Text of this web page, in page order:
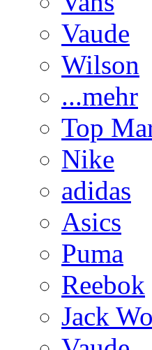
Vaude
Wilson
...mehr
Top
Nike
adidas
Asics
Puma
Reebok
Jack